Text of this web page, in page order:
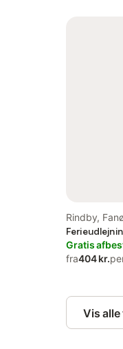
Rindby,
Gratis
fra404 kr.
Vis